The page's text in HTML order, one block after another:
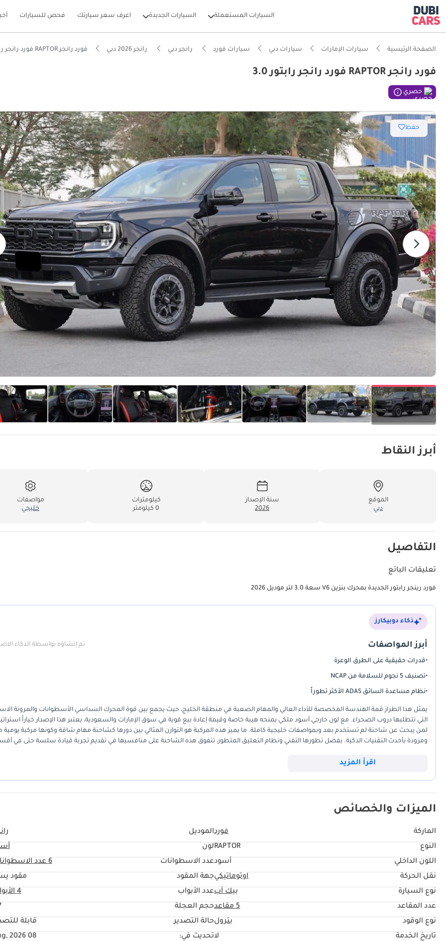
السيارات المستعملة السيارات الجديدة اعرف سعر سيارتك فحص للسيارات
الصفحة الرئيسية سيارات الإمارات سيارات دبي سيارات فورد رانجر دبي رانجر 2026 دبي فورد رانجر RAPTOR فورد رانجر رابتور 3.0
فورد رانجر RAPTOR فورد رانجر رابتور 3.0
حصري
حفظ
أبرز النقاط
الموقع
دبي
سنة الإصدار
2026
كيلومترات
0 كيلومتر
مواصفات
خليجي
التفاصيل
تعليقات البائع
فورد رينجر رابتور الجديدة بمحرك بنزين V6 سعة 3.0 لتر موديل 2026
ذكاء دوبيكارز
أبرز المواصفات تم إنشاؤه بواسطة الذكاء
•قدرات حقيقية على الطرق الوعرة
•تصنيف 5 نجوم للسلامة من NCAP
•نظام مساعدة السائق ADAS الأكثر تطوراً
يمثل هذا الطراز قمة الهندسة المخصصة للأداء العالي والمهام الصعبة في منطقة الخليج، حيث يجمع بين قوة المحرك السداسي الأسطوانات والمرونة
التي تتطلبها دروب الصحراء. مع لون خارجي أسود ملكي يمنحه هيبة خاصة وقيمة إعادة بيع قوية في سوق الإمارات والسعودية، يعتبر هذا الإصدار خياراً
لمن يبحث عن شاحنة لم تستخدم بعد وبمواصفات خليجية كاملة. ما يميز هذه المركبة هو التوازن المثالي بين دورها كشاحنة مهام شاقة وكونها مركبة يومية
ومزودة بأحدث التقنيات الذكية. بفضل تطورها التقني ونظام التعليق المتطور، تتفوق هذه الشاحنة على منافسيها في تقديم تجربة قيادة سلسة حتى في
اقرأ المزيد
الميزات والخصائص
الماركة فوردالموديل
النوع
RAPTORلون
اللون الداخلي
أسودعدد الاسطوانات 6عدد
نقل الحركة
اوتوماتيكيجهة المقود
مقود
نوع السيارة
بيك آبعدد الأبواب
4 الأبواب
عدد المقاعد
5 مقاعد حجم العجلة
نوع الوقود
بترولحالة التصدير
قابلة
تاريخ الخدمة
لاتحديث في: 08 Aug, 2026
قدرات حقيقية على الطرق الوعرة
تصنيف 5 نجوم للسلامة من NCAP
نظام مساعدة السائق ADAS الأكثر تطوراً